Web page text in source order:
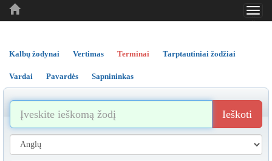
..
..
Kalbų žodynai Vertimas Terminai Tarptautiniai žodžiai
Vardai Pavardės Sapnininkas
Ieškoti